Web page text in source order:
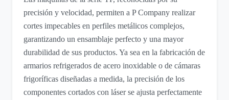
precisión y velocidad, permiten a P Company realizar
cortes impecables en perfiles metálicos complejos,
garantizando un ensamblaje perfecto y una mayor
durabilidad de sus productos. Ya sea en la fabricación de
armarios refrigerados de acero inoxidable o de cámaras
frigoríficas diseñadas a medida, la precisión de los
componentes cortados con láser se ajusta perfectamente